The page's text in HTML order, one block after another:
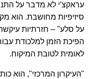
עראקצ'י לא מדבר על
סיזיפיות מחושבת. הוא
על סלע" – חזרתיות
הפיכת הזמן למלכודת
לאומית לטובת המיקוח.
"העיקרון המרכזי", הוא